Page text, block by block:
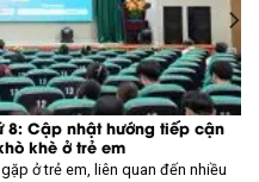
8: Cập nhật hướng tiếp cận
khè ở trẻ em
ở trẻ em, liên quan đến nhiều